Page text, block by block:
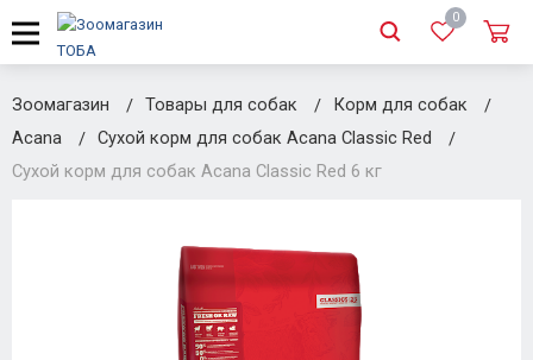
0
Зоомагазин Товары для собак
Корм для собак
Acana
Сухой корм для собак Acana Classic Red
Сухой корм для собак Acana Classic Red 6 кг